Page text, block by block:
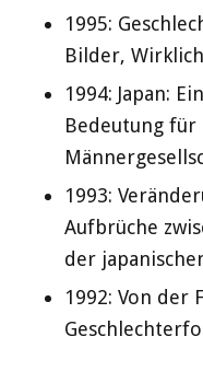
1995:
Bilder,
1994: Japan:
Bedeutung für
1993:
Aufbrüche
der
1992: Von der